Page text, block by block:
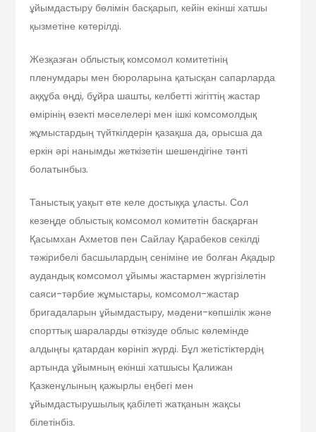
ұйымдастыру бөлімін басқарып, кейін екінші хатшы
қызметіне көтерілді.
Жезқазған облыстық комсомол комитетінің
пленумдары мен бюроларына қатысқан сапарларда
аққұба өңді, бұйра шашты, келбетті жігіттің жастар
өмірінің өзекті мәселелері мен ішкі комсомолдық
жұмыстардың түйткілдерін қазақша да, орысша да
еркін әрі нанымды жеткізетін шешендігіне тәнті
болатынбыз.
Таныстық уақыт өте келе достыққа ұласты. Сол
кезеңде облыстық комсомол комитетін басқарған
Қасымхан Ахметов пен Сайлау Қарабеков секілді
тәжірибелі басшылардың сеніміне ие болған Ақадыр
аудандық комсомол ұйымы жастармен жүргізілетін
саяси-тәрбие жұмыстары, комсомол-жастар
бригадаларын ұйымдастыру, мәдени-көпшілік және
спорттық шараларды өткізуде облыс көлемінде
алдыңғы қатардан көрініп жүрді. Бұл жетістіктердің
артында ұйымның екінші хатшысы Қалижан
Қазкенұлының қажырлы еңбегі мен
ұйымдастырушылық қабілеті жатқанын жақсы
білетінбіз.